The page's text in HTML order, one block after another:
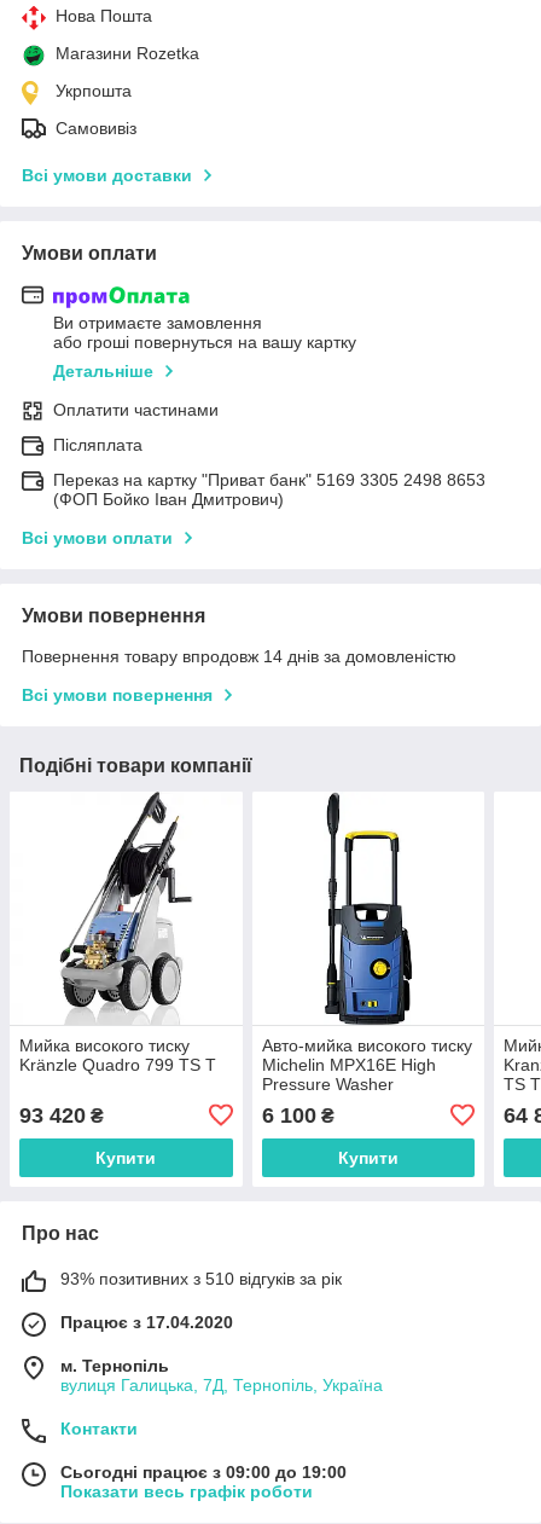
Нова Пошта
Магазини Rozetka
Укрпошта
Самовивіз
Всі умови доставки
Умови оплати
Ви отримаєте замовлення
або гроші повернуться на вашу картку
Детальніше
Оплатити частинами
Післяплата
Переказ на картку "Приват банк" 5169 3305 2498 8653
(ФОП Бойко Іван Дмитрович)
Всі умови оплати
Умови повернення
Повернення товару впродовж 14 днів за домовленістю
Всі умови повернення
Подібні товари компанії
Мийка високого тиску
Kränzle Quadro 799 TS T
93 420 ₴
Купити
Авто-мийка високого тиску
Michelin MPX16E High
Pressure Washer
6 100₴
Купити
TS T
64
Про нас
93% позитивних з 510 відгуків за рік
Працює з 17.04.2020
м. Тернопіль
вулиця Галицька, 7Д, Тернопіль, Україна
Контакти
Сьогодні працює з 09:00 до 19:00
Показати весь графік роботи